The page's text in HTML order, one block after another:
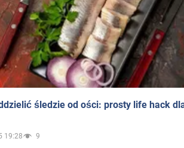
śledzie od ości: prosty life hack
19:28 9